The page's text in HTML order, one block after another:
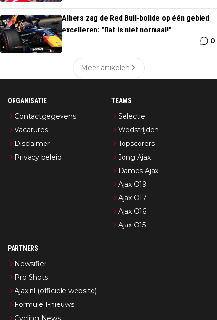
Albers zag de Red Bull-bolide op één gebied
excelleren: "Dat is niet normaal!"
0
Meer artikelen
ORGANISATIE
Contactgegevens
Vacatures
Disclaimer
Privacy beleid
TEAMS
Selectie
Wedstrijden
Topscorers
Jong Ajax
Dames Ajax
Ajax O19
Ajax O17
Ajax O16
Ajax O15
PARTNERS
Newsifier
Pro Shots
Ajax.nl (officiële website)
Formule 1-nieuws
Cycling News